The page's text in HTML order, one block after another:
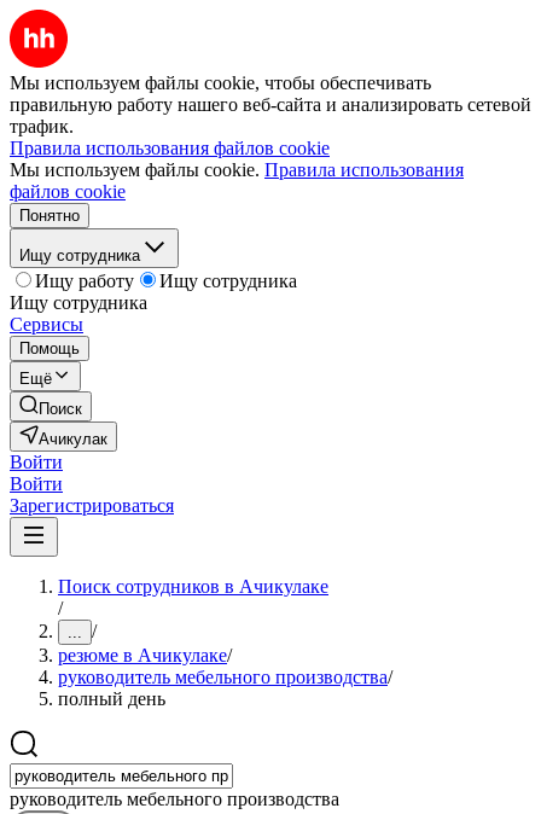
Мы используем файлы cookie, чтобы обеспечивать
правильную работу нашего веб-сайта и анализировать сетевой
трафик.
Правила использования файлов cookie
Мы используем файлы cookie. Правила использования
файлов cookie
Понятно
Ищу сотрудника
Ищу работу
Ищу сотрудника
Ищу сотрудника
Сервисы
Помощь
Ещё
Поиск
Ачикулак
Войти
Войти
Зарегистрироваться
Поиск сотрудников в Ачикулаке
/
... /
резюме в Ачикулаке/
руководитель мебельного производства/
полный день
руководитель мебельного производства